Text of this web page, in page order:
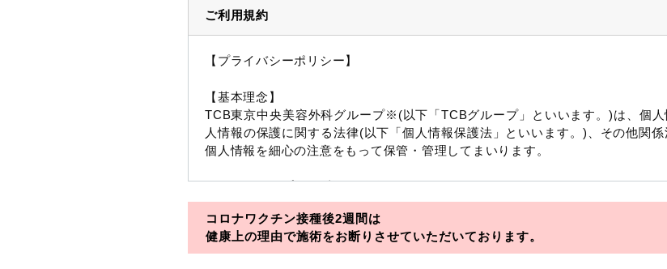
ご利用規約
【プライバシーポリシー】
【基本理念】
TCB東京中央美容外科グループ※(以下「TCBグループ」といいます。)は、個
人情報の保護に関する法律(以下「個人情報保護法」といいます。)、その他関
個人情報を細心の注意をもって保管・管理してまいります。
※TCBグループとは以下を総称していいます。
・一般社団法人メディカルアライアンス
・医療法人社団メディカルフロンティア
コロナワクチン接種後2週間は
健康上の理由で施術をお断りさせていただいております。